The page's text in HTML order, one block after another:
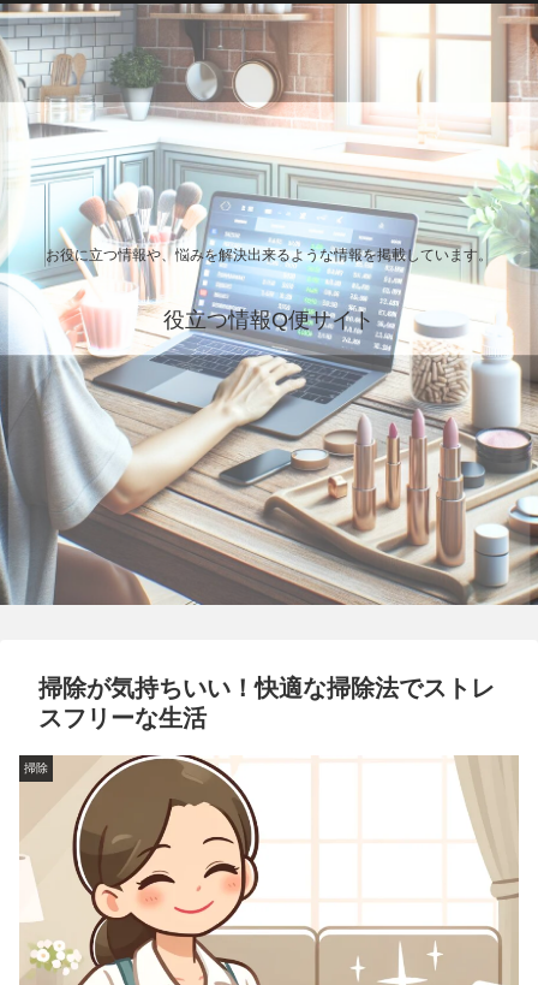
お役に立つ情報や、悩みを解決出来るような情報を掲載しています。
役立つ情報Q便サイト
掃除が気持ちいい！快適な掃除法でストレ
スフリーな生活
掃除